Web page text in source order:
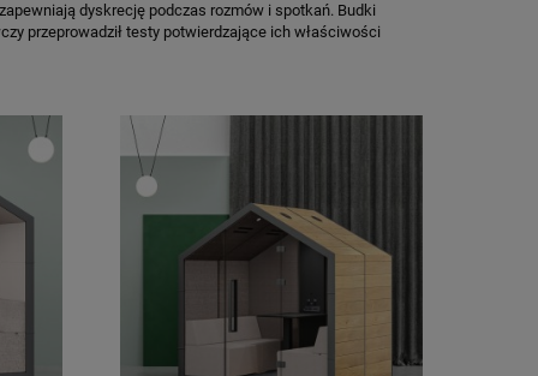
dyskrecję podczas rozmów i spotkań. Budki
przeprowadził testy potwierdzające ich właściwości